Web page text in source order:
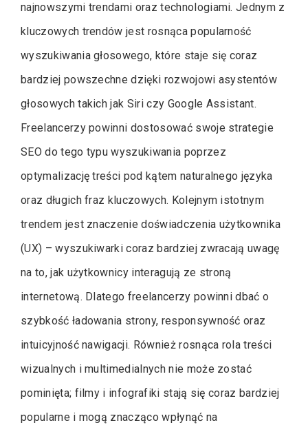
najnowszymi trendami oraz technologiami. Jednym z
kluczowych trendów jest rosnąca popularność
wyszukiwania głosowego, które staje się coraz
bardziej powszechne dzięki rozwojowi asystentów
głosowych takich jak Siri czy Google Assistant.
Freelancerzy powinni dostosować swoje strategie
SEO do tego typu wyszukiwania poprzez
optymalizację treści pod kątem naturalnego języka
oraz długich fraz kluczowych. Kolejnym istotnym
trendem jest znaczenie doświadczenia użytkownika
(UX) – wyszukiwarki coraz bardziej zwracają uwagę
na to, jak użytkownicy interagują ze stroną
internetową. Dlatego freelancerzy powinni dbać o
szybkość ładowania strony, responsywność oraz
intuicyjność nawigacji. Również rosnąca rola treści
wizualnych i multimedialnych nie może zostać
pominięta; filmy i infografiki stają się coraz bardziej
popularne i mogą znacząco wpłynąć na